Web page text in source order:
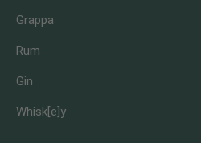
Grappa
Rum
Gin
Whisk[e]y